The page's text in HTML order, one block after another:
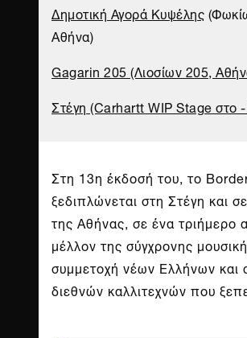
Δημοτική Αγορά Κυψέλης
Αθήνα)
Gagarin 205 (Λιοσίων 205,
Στέγη (Carhartt WIP Stage στο
Στη 13η έκδοσή του, το
ξεδιπλώνεται στη Στέγη και
της Αθήνας, σε ένα τριήμερο
μέλλον της σύγχρονης
συμμετοχή νέων Ελλήνων και
διεθνών καλλιτεχνών που